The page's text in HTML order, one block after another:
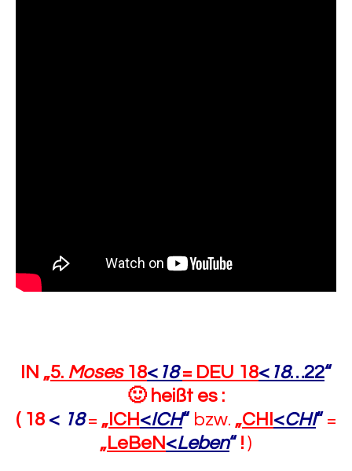
IN „5. Moses18< 18 = DEU 18< 18…22“
🙂heißt es :
( 18 < 18= „ ICH <ICH“ bzw. „CHI <CHI“ =
„LeBeN <Leben“ ! )